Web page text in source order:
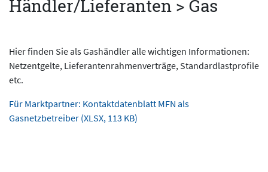
Händler/Lieferanten > Gas
Hier finden Sie als Gashändler alle wichtigen Informationen:
Netzentgelte, Lieferantenrahmenverträge, Standardlastprofile
etc.
Für Marktpartner: Kontaktdatenblatt MFN als
Gasnetzbetreiber (XLSX, 113 KB)